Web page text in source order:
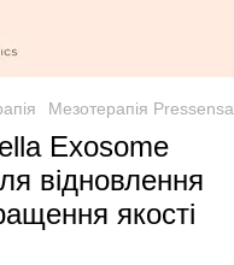
Мезотерапія Pressensa
Exosome
відновлення
якості